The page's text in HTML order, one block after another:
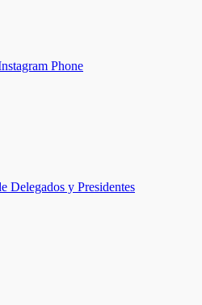
Phone
Delegados y Presidentes